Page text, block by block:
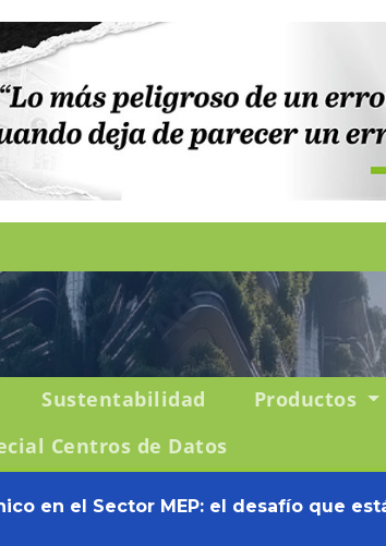
Sustentabilidad Productos
Centros de Datos
en el Sector MEP: el desafío que